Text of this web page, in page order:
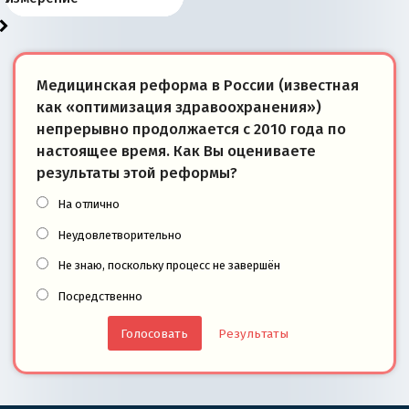
Медицинская реформа в России (известная
как «оптимизация здравоохранения»)
непрерывно продолжается с 2010 года по
настоящее время. Как Вы оцениваете
результаты этой реформы?
На отлично
Неудовлетворительно
Не знаю, поскольку процесс не завершён
Посредственно
Результаты